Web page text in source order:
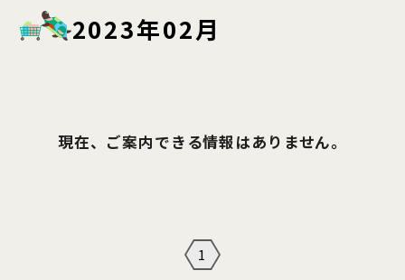
2023年02月
現在、ご案内できる情報はありません。
1